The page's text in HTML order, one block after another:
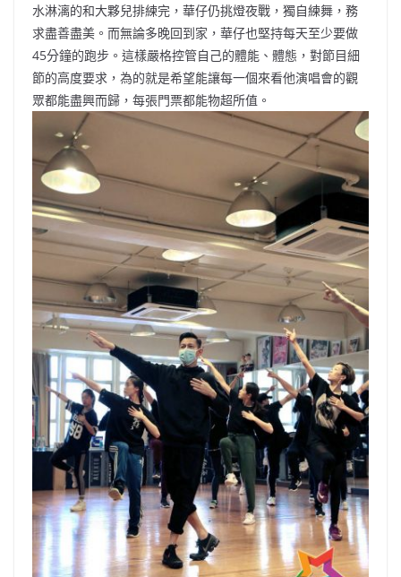
水淋漓的和大夥兒排練完，華仔仍挑燈夜戰，獨自練舞，務
求盡善盡美。而無論多晚回到家，華仔也堅持每天至少要做
45分鐘的跑步。這樣嚴格控管自己的體能、體態，對節目細
節的高度要求，為的就是希望能讓每一個來看他演唱會的觀
眾都能盡興而歸，每張門票都能物超所值。